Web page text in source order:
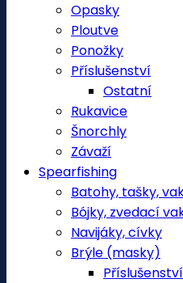
Opasky
Ploutve
Ponožky
Příslušenství
Ostatní
Rukavice
Šnorchly
Závaží
Spearfishing
Batohy, tašky,
Bójky, zvedací
Navijáky, cívky
Brýle (masky)
Příslušenství